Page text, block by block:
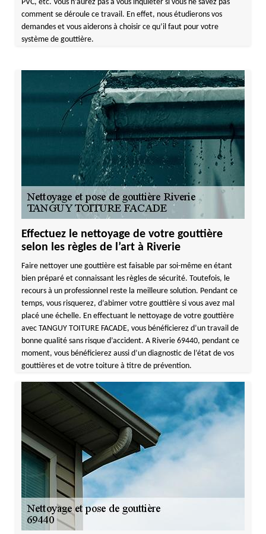
PVC, etc. Vous n’aurez pas à vous inquiéter si vous ne savez pas
comment se déroule ce travail. En effet, nous étudierons vos
demandes et vous aiderons à choisir ce qu’il faut pour votre
système de gouttière.
Effectuez le nettoyage de votre gouttière
selon les règles de l’art à Riverie
Faire nettoyer une gouttière est faisable par soi-même en étant
bien préparé et connaissant les règles de sécurité. Toutefois, le
recours à un professionnel reste la meilleure solution. Pendant ce
temps, vous risquerez, d’abimer votre gouttière si vous avez mal
placé une échelle. En effectuant le nettoyage de votre gouttière
avec TANGUY TOITURE FACADE, vous bénéficierez d’un travail de
bonne qualité sans risque d’accident. A Riverie 69440, pendant ce
moment, vous bénéficierez aussi d’un diagnostic de l’état de vos
gouttières et de votre toiture à titre de prévention.